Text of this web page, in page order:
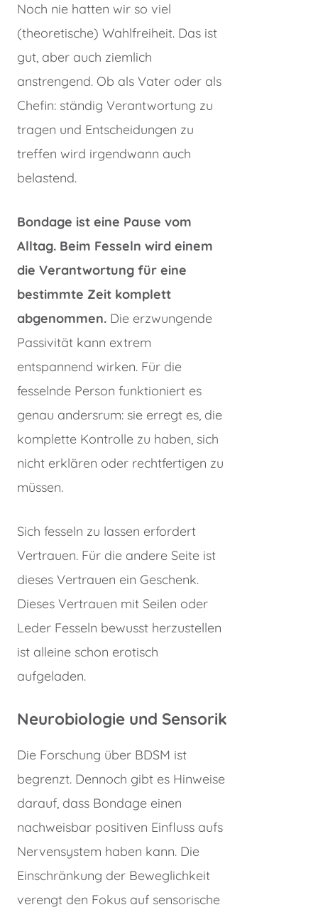
Noch nie hatten wir so viel
(theoretische) Wahlfreiheit. Das ist
gut, aber auch ziemlich
anstrengend. Ob als Vater oder als
Chefin: ständig Verantwortung zu
tragen und Entscheidungen zu
treffen wird irgendwann auch
belastend.
Bondage ist eine Pause vom
Alltag. Beim Fesseln wird einem
die Verantwortung für eine
bestimmte Zeit komplett
abgenommen. Die erzwungende
Passivität kann extrem
entspannend wirken. Für die
fesselnde Person funktioniert es
genau andersrum: sie erregt es, die
komplette Kontrolle zu haben, sich
nicht erklären oder rechtfertigen zu
müssen.
Sich fesseln zu lassen erfordert
Vertrauen. Für die andere Seite ist
dieses Vertrauen ein Geschenk.
Dieses Vertrauen mit Seilen oder
Leder Fesseln bewusst herzustellen
ist alleine schon erotisch
aufgeladen.
Neurobiologie und Sensorik
Die Forschung über BDSM ist
begrenzt. Dennoch gibt es Hinweise
darauf, dass Bondage einen
nachweisbar positiven Einfluss aufs
Nervensystem haben kann. Die
Einschränkung der Beweglichkeit
verengt den Fokus auf sensorische